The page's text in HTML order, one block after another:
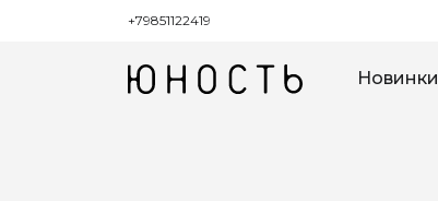
+79851122419
Новинки